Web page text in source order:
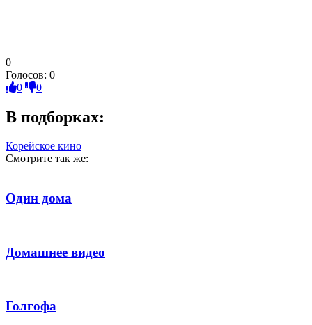
0
Голосов: 0
0
0
В подборках:
Корейское кино
Смотрите так же:
Один дома
Домашнее видео
Голгофа